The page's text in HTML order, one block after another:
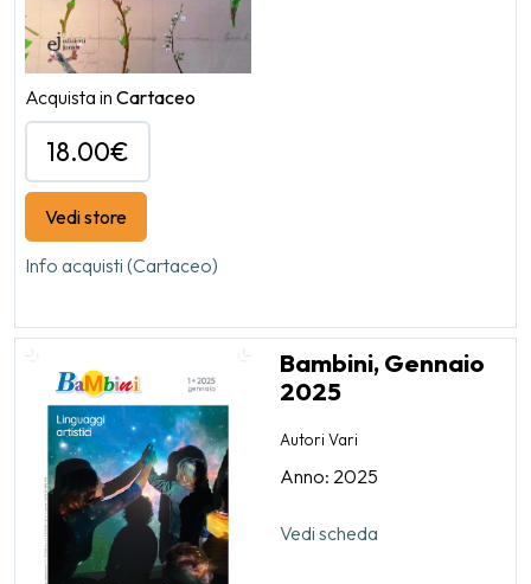
Acquista in Cartaceo
18.00€
Vedi store
Info acquisti (Cartaceo)
Bambini, Gennaio
2025
Autori Vari
Anno: 2025
Vedi scheda